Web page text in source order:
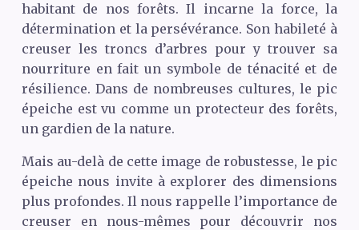
habitant de nos forêts. Il incarne la force, la
détermination et la persévérance. Son habileté à
creuser les troncs d’arbres pour y trouver sa
nourriture en fait un symbole de ténacité et de
résilience. Dans de nombreuses cultures, le pic
épeiche est vu comme un protecteur des forêts,
un gardien de la nature.
Mais au-delà de cette image de robustesse, le pic
épeiche nous invite à explorer des dimensions
plus profondes. Il nous rappelle l’importance de
creuser en nous-mêmes pour découvrir nos